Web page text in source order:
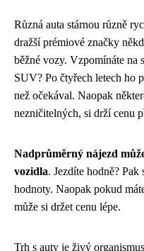
Různá auta stárnou různě
dražší prémiové značky
běžné vozy. Vzpomínáte na
SUV? Po čtyřech letech ho
než očekával. Naopak
nezničitelných, si drží cenu
Nadprůměrný nájezd
vozidla. Jezdíte hodně?
hodnoty. Naopak pokud
může si držet cenu lépe.
Trh s auty je živý